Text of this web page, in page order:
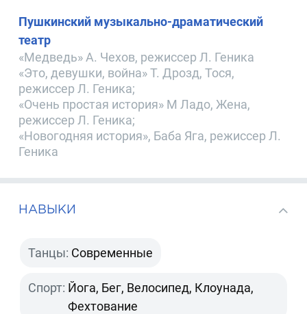
Пушкинский музыкально-драматический
театр
«Медведь» А. Чехов, режиссер Л. Геника
«Это, девушки, война» Т. Дрозд, Тося,
режиссер Л. Геника;
«Очень простая история» М Ладо, Жена,
режиссер Л. Геника;
«Новогодняя история», Баба Яга, режиссер Л.
Геника
НАВЫКИ
Танцы: Современные
Спорт: Йога, Бег, Велосипед, Клоунада,
Фехтование